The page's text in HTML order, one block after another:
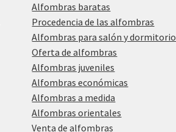
Alfombras baratas
Procedencia de las alfombras
Alfombras para salón y dormitorio
Oferta de alfombras
Alfombras juveniles
Alfombras económicas
Alfombras a medida
Alfombras orientales
Venta de alfombras